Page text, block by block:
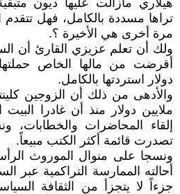
‬مرة أخرى هي‮ ‬الأخيرة‮ ‬؟‮. ‬
ولك أن تعلم عزيزي‮
دولار استردتها بالكامل‮.‬
‬تصدرت قائمة أكثر الكتب مبيعاً‮.‬